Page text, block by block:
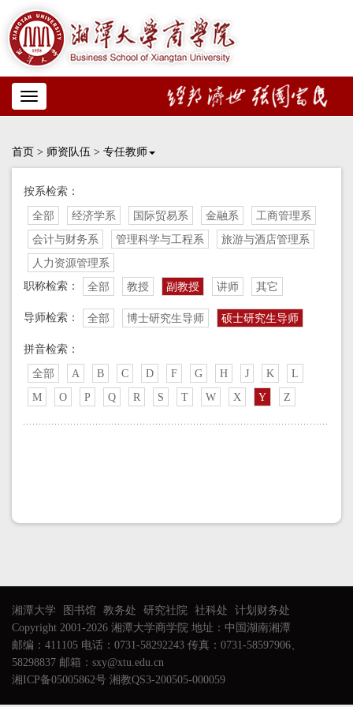
Toggle
navigation
首页 > 师资队伍 > 专任教师
按系检索：
全部 经济学系 国际贸易系 金融系
工商管理系
会计与财务系
管理科学与工程系
旅游与酒店管理系
人力资源管理系
职称检索：
全部 教授 副教授 讲师 其它
导师检索： 全部 博士研究生导师 硕士研究生导师
拼音检索：
全部 A B C D F G H J K
L
M
O P Q R S T W X Y Z
湘潭大学 图书馆 教务处 研究社院 社科处
计划财务处
Copyright 2001-2026 湘潭大学商学院 地址：中国湖南湘潭
邮编：411105 电话：0731-58292243 传真：0731-58597906、
58298837 邮箱：sxy@xtu.edu.cn
湘ICP备05005862号 湘教QS3-200505-000059